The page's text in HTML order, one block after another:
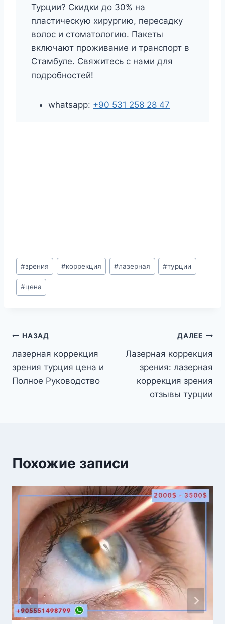
Турции? Скидки до 30% на
пластическую хирургию, пересадку
волос и стоматологию. Пакеты
включают проживание и транспорт в
Стамбуле. Свяжитесь с нами для
подробностей!
whatsapp: +90 531 258 28 47
Метки
записи:
#зрения #коррекция #лазерная #турции
#цена
Навигация
по
записям
НАЗАД
лазерная коррекция
зрения турция цена и
Полное Руководство
ДАЛЕЕ
Лазерная коррекция
зрения: лазерная
коррекция зрения
отзывы турции
Похожие записи